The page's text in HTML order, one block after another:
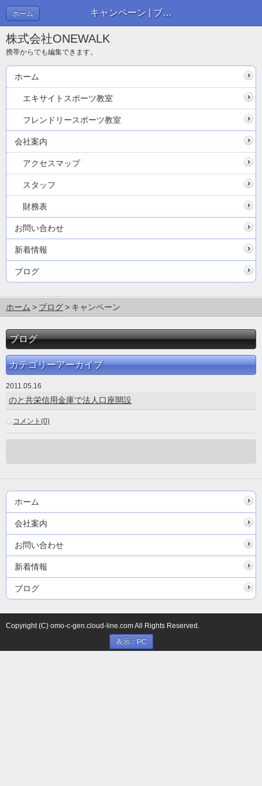
キャンペーン | ブログ
ホーム
株式会社ONEWALK
携帯からでも編集できます。
ホーム
エキサイトスポーツ教室
フレンドリースポーツ教室
会社案内
アクセスマップ
スタッフ
財務表
お問い合わせ
新着情報
ブログ
ホーム ブログ キャンペーン
ブログ
カテゴリーアーカイブ
2011.05.16
のと共栄信用金庫で法人口座開設
コメント(0)
ホーム
会社案内
お問い合わせ
新着情報
ブログ
Copyright (C) omo-c-gen.cloud-line.com All Rights Reserved.
表示：PC